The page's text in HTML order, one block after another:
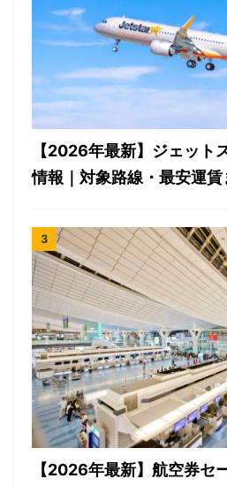
【2026年最新】ジェット
情報｜対象路線・最安運賃
【2026年最新】航空券セ